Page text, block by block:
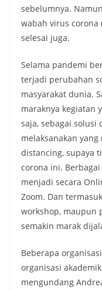
sebelumnya.
wabah virus corona
selesai juga.
Selama pandemi
terjadi perubahan
masyarakat dunia.
maraknya kegiatan
saja, sebagai solusi
melaksanakan
distancing, supaya
corona ini.
menjadi secara
Zoom. Dan
workshop, maupun
semakin marak
Beberapa
organisasi
mengundang